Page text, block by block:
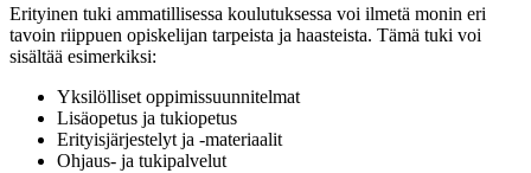
Erityinen tuki ammatillisessa koulutuksessa voi ilmetä monin eri
tavoin riippuen opiskelijan tarpeista ja haasteista. Tämä tuki voi
sisältää esimerkiksi:
Yksilölliset oppimissuunnitelmat
Lisäopetus ja tukiopetus
Erityisjärjestelyt ja -materiaalit
Ohjaus- ja tukipalvelut